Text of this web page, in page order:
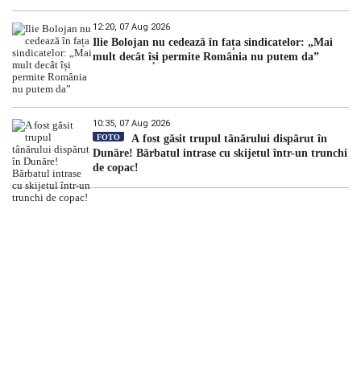
12:20, 07 Aug 2026
Ilie Bolojan nu cedează în fața sindicatelor: „Mai
mult decât își permite România nu putem da”
10:35, 07 Aug 2026
FOTO
A fost găsit trupul tânărului dispărut în
Dunăre! Bărbatul intrase cu skijetul într-un trunchi
de copac!